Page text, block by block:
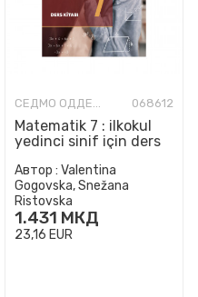
СЕДМО ОДДЕЛЕНИЕ 068612
Matematik 7 : ilkokul
yedinci sinif için ders
Автор : Valentina
Gogovska, Snežana
Ristovska
1.431 МКД
23,16 EUR